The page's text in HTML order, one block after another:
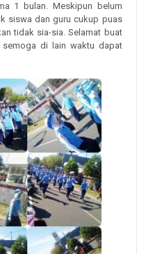
1 bulan. Meskipun belum
siswa dan guru cukup puas
tidak sia-sia. Selamat buat
semoga di lain waktu dapat